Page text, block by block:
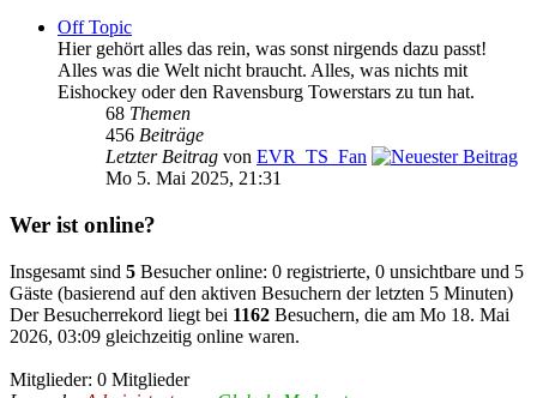
Off Topic
Hier gehört alles das rein, was sonst nirgends dazu passt!
Alles was die Welt nicht braucht. Alles, was nichts mit
Eishockey oder den Ravensburg Towerstars zu tun hat.
68 Themen
456 Beiträge
Letzter Beitrag von EVR_TS_Fan
Mo 5. Mai 2025, 21:31
Wer ist online?
Insgesamt sind 5 Besucher online: 0 registrierte, 0 unsichtbare und 5
Gäste (basierend auf den aktiven Besuchern der letzten 5 Minuten)
Der Besucherrekord liegt bei 1162 Besuchern, die am Mo 18. Mai
2026, 03:09 gleichzeitig online waren.
Mitglieder: 0 Mitglieder